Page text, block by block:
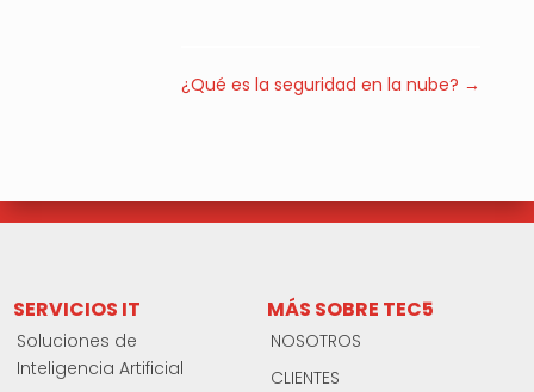
¿Qué es la seguridad en la nube? →
SERVICIOS IT
Soluciones de
Inteligencia Artificial
MÁS SOBRE TEC5
NOSOTROS
CLIENTES